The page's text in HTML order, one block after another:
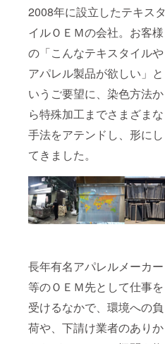
2008年に設立したテキスタ
イルＯＥＭの会社。お客様
の「こんなテキスタイルや
アパレル製品が欲しい」と
いうご要望に、染色方法か
ら特殊加工までさまざまな
手法をアテンドし、形にし
てきました。
長年有名アパレルメーカー
等のＯＥＭ先として仕事を
受けるなかで、環境への負
荷や、下請け業者のありか